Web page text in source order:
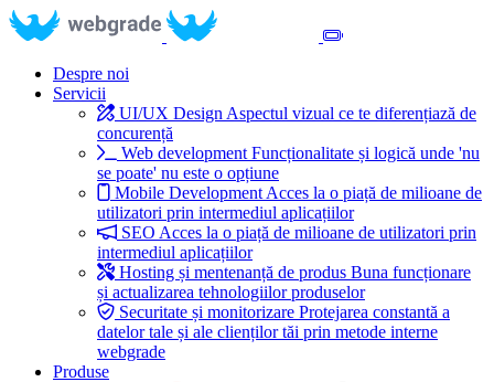
Despre noi
Servicii
UI/UX Design Aspectul vizual ce te diferențiază de
concurență
Web development Funcționalitate și logică unde 'nu
se poate' nu este o opțiune
Mobile Development Acces la o piață de milioane de
utilizatori prin intermediul aplicațiilor
SEO Acces la o piață de milioane de utilizatori prin
intermediul aplicațiilor
Hosting și mentenanță de produs Buna funcționare
și actualizarea tehnologiilor produselor
Securitate și monitorizare Protejarea constantă a
datelor tale și ale clienților tăi prin metode interne
webgrade
Produse